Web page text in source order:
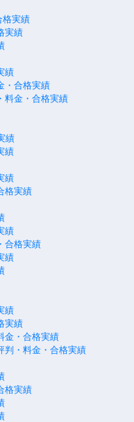
格実績
実績
績
・合格実績
料金・合格実績
績
績
績
格実績
績
合格実績
績
績
実績
金・合格実績
判・料金・合格実績
格実績